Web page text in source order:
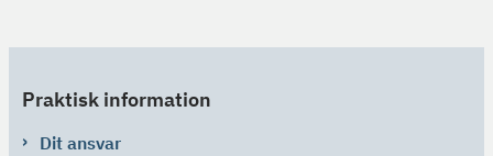
Praktisk information
Dit ansvar